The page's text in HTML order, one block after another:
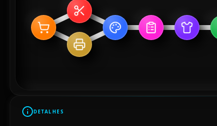
DETALHES